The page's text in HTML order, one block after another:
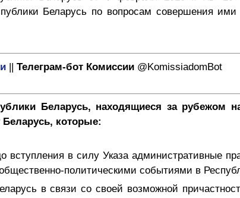
Беларусь по вопросам совершения ими
|| Телеграм-бот Комиссии@KomissiadomBot
Беларусь, находящиеся за рубежом
которые:
вступления в силу Указа административные
политическими событиями в
в связи со своей возможной